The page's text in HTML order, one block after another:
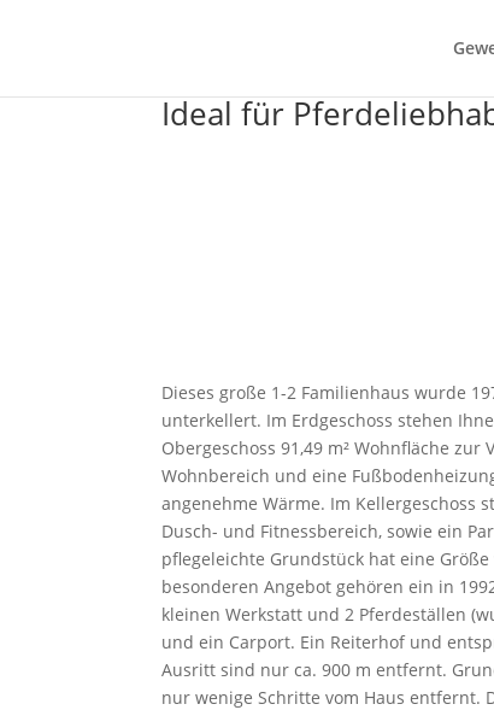
Ideal für
Dieses große 1-2 Familienhaus wurde
unterkellert. Im Erdgeschoss stehen
Obergeschoss 91,49 m² Wohnfläche zur
Wohnbereich und eine
angenehme Wärme. Im Kellergeschoss
Dusch- und Fitnessbereich, sowie ein
pflegeleichte Grundstück hat eine Größe
besonderen Angebot gehören ein in
kleinen Werkstatt und 2 Pferdeställen
und ein Carport. Ein Reiterhof und
Ausritt sind nur ca. 900 m entfernt.
nur wenige Schritte vom Haus entfernt.